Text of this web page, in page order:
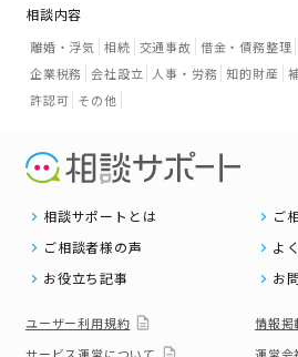
相談内容
離婚・浮気 相続 交通事故 借金・債務整理
企業税務 会社設立 人事・労務 知的財産
許認可 その他
相談サポートとは
ご
ご相談者様の声
よ
お役立ち記事
お
ユーザー利用規約
情報掲